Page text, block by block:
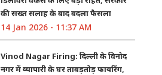
की सख्त सलाह के बाद बदला फैसला
14 Jan 2026 - 11:37 AM
Vinod Nagar Firing: दिल्ली के विनोद
नगर में व्यापारी के घर ताबड़तोड़ फायरिंग,